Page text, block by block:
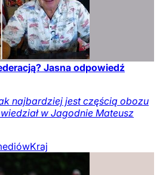
Jasna odpowiedź
najbardziej jest częścią obozu
w Jagodnie Mateusz
Kraj